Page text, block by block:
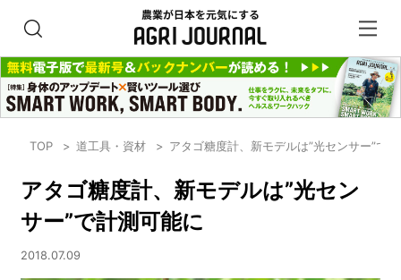
TOP 道工具・資材 アタゴ糖度計、新モデルは”光センサー”で
アタゴ糖度計、新モデルは”光セン
サー”で計測可能に
2018.07.09